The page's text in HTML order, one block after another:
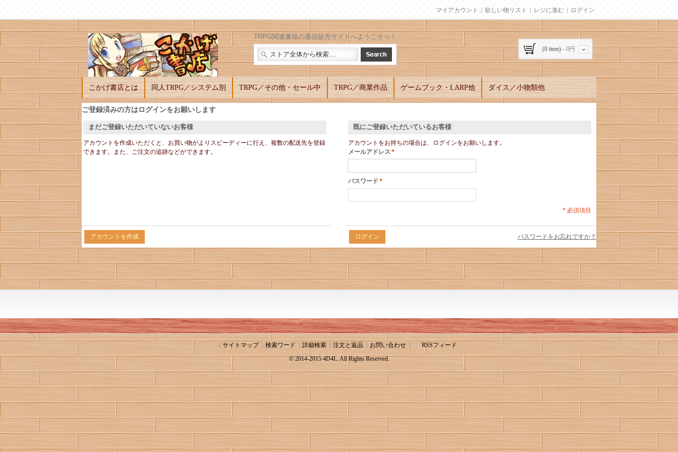
マイアカウント 欲しい物リスト レジに進む ログイン
TRPG関連書籍の通信販売サイトへようこそっ！
(0 item) - 0円
こかげ書店とは 同人TRPG／システム別 TRPG／その他・セール中 TRPG／商業作品 ゲームブック・LARP他 ダイス／小物類他
ご登録済みの方はログインをお願いします
まだご登録いただいていないお客様
アカウントを作成いただくと、お買い物がよりスピーディーに行え、複数の配送先を登録
できます。また、ご注文の追跡などができます。
既にご登録いただいているお客様
アカウントをお持ちの場合は、ログインをお願いします。
*
メールアドレス
*
パスワード
* 必須項目
アカウントを作成 パスワードをお忘れですか？
ログイン
サイトマップ 検索ワード 詳細検索 注文と返品 お問い合わせ
RSSフィード
© 2014-2015 4D4L. All Rights Reserved.